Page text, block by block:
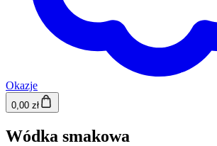
Okazje
0,00 zł
Wódka smakowa